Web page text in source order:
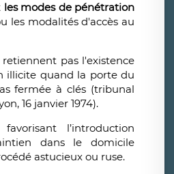
les modes de pénétration
les modalités d'accès au
pas l'existence
illicite quand la porte du
fermée à clés (tribunal
16 janvier 1974).
favorisant l’introduction
dans le domicile
astucieux ou ruse.